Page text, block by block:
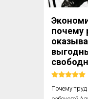
почему
Почему